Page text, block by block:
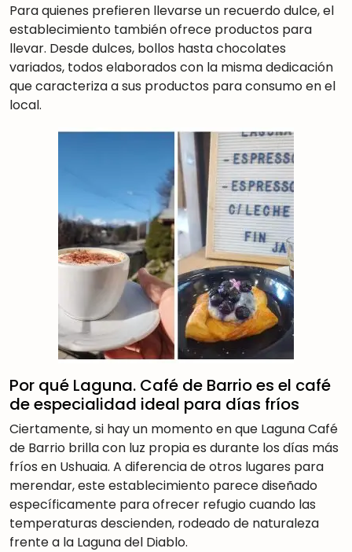
Para quienes prefieren llevarse un recuerdo dulce, el
establecimiento también ofrece productos para
llevar. Desde dulces, bollos hasta chocolates
variados, todos elaborados con la misma dedicación
que caracteriza a sus productos para consumo en el
local.
Por qué Laguna. Café de Barrio es el café
de especialidad ideal para días fríos
Ciertamente, si hay un momento en que Laguna Café
de Barrio brilla con luz propia es durante los días más
fríos en Ushuaia. A diferencia de otros lugares para
merendar, este establecimiento parece diseñado
específicamente para ofrecer refugio cuando las
temperaturas descienden, rodeado de naturaleza
frente a la Laguna del Diablo.